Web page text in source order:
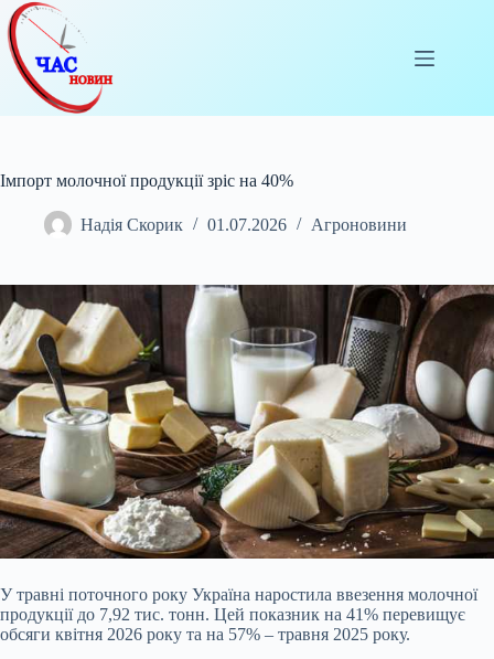
Перейти
до
вмісту
Імпорт молочної продукції зріс на 40%
Надія Скорик 01.07.2026 Агроновини
У травні поточного року Україна наростила ввезення молочної
продукції до 7,92 тис. тонн. Цей показник на 41% перевищує
обсяги квітня 2026 року та на 57% – травня 2025 року.